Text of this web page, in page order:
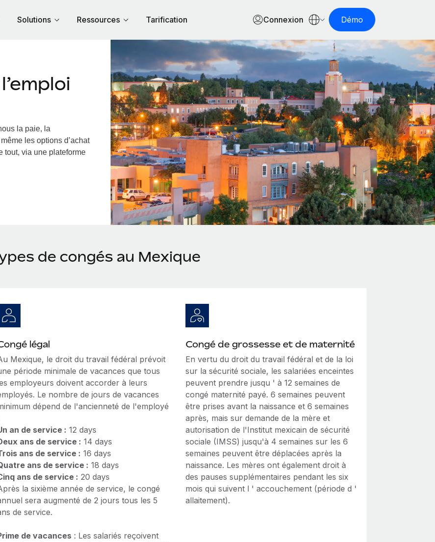
Solutions Ressources Tarification Connexion Démo
la paie, la
les options d’achat
tout, via une plateforme
de congés au Mexique
légal
Mexique, le droit du travail fédéral prévoit
période minimale de vacances que tous
employeurs doivent accorder à leurs
Le nombre de jours de vacances
dépend de l'ancienneté de l'employé
an de service : 12 days
ans de service : 14 days
ans de service : 16 days
ans de service : 18 days
ans de service : 20 days
la sixième année de service, le congé
sera augmenté de 2 jours tous les 5
de service.
de vacances: Les salariés reçoivent
Congé de grossesse et de maternité
Envertu du droit du travail fédéral et de la loi
sur la sécurité sociale, les salariées enceintes
peuvent prendre jusqu ' à 12 semaines de
congé maternité payé. 6 semaines peuvent
être prises avant la naissance et 6 semaines
après, mais sur demande de la mère et
autorisation de l'Institut mexicain de sécurité
sociale (IMSS) jusqu'à 4 semaines sur les 6
semaines peuvent être déplacées après la
naissance. Les mères ont également droit à
des pauses supplémentaires pendant les six
mois qui suivent l ' accouchement (période d '
allaitement).